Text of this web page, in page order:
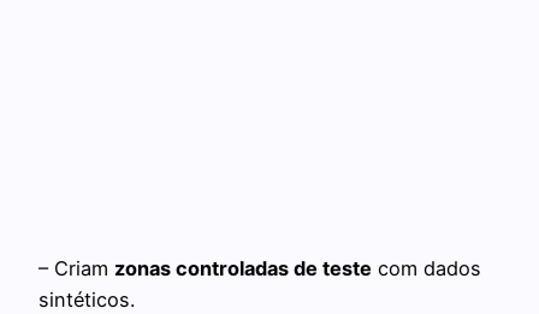
– Criam zonas controladas de teste com dados
sintéticos.